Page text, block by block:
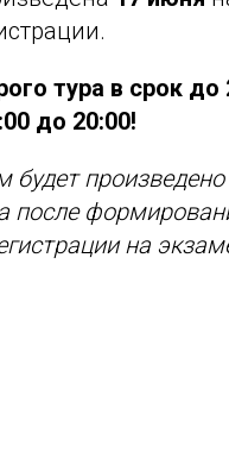
тура в срок
до 20:00!
произведено
на